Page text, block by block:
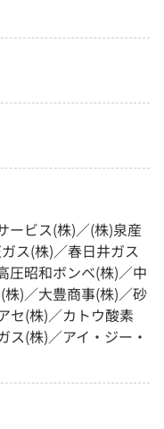
ービス(株)／(株)泉産
ス(株)／春日井ガス
圧昭和ボンベ(株)／中
)／大豊商事(株)／砂
セ(株)／カトウ酸素
ス(株)／アイ・ジー・